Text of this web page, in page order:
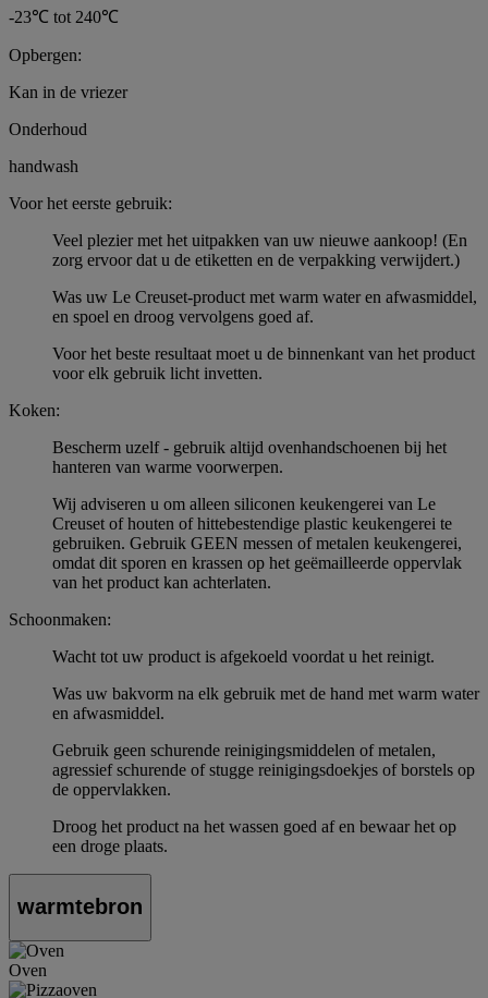
-23℃ tot 240℃
Opbergen:
Kan in de vriezer
Onderhoud
handwash
Voor het eerste gebruik:
Veel plezier met het uitpakken van uw nieuwe aankoop! (En
zorg ervoor dat u de etiketten en de verpakking verwijdert.)
Was uw Le Creuset-product met warm water en afwasmiddel,
en spoel en droog vervolgens goed af.
Voor het beste resultaat moet u de binnenkant van het product
voor elk gebruik licht invetten.
Koken:
Bescherm uzelf - gebruik altijd ovenhandschoenen bij het
hanteren van warme voorwerpen.
Wij adviseren u om alleen siliconen keukengerei van Le
Creuset of houten of hittebestendige plastic keukengerei te
gebruiken. Gebruik GEEN messen of metalen keukengerei,
omdat dit sporen en krassen op het geëmailleerde oppervlak
van het product kan achterlaten.
Schoonmaken:
Wacht tot uw product is afgekoeld voordat u het reinigt.
Was uw bakvorm na elk gebruik met de hand met warm water
en afwasmiddel.
Gebruik geen schurende reinigingsmiddelen of metalen,
agressief schurende of stugge reinigingsdoekjes of borstels op
de oppervlakken.
Droog het product na het wassen goed af en bewaar het op
een droge plaats.
warmtebron
Oven